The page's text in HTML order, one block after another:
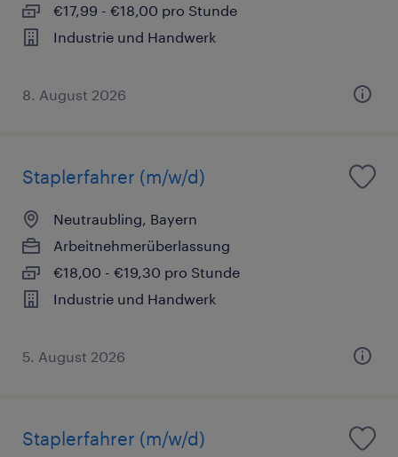
€17,99 - €18,00 pro Stunde
Industrie und Handwerk
8. August 2026
Staplerfahrer (m/w/d)
Neutraubling, Bayern
Arbeitnehmerüberlassung
€18,00 - €19,30 pro Stunde
Industrie und Handwerk
5. August 2026
Staplerfahrer (m/w/d)